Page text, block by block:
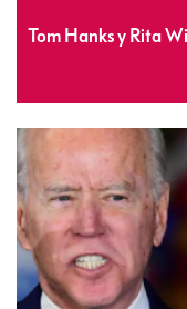
Tom Hanks y Rita